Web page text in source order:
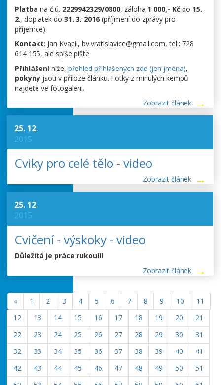
Platba na č.ú. 2229942329/0800, záloha 1 000,- Kč do 15.
2., doplatek do 31. 3. 2016 (příjmení do zprávy pro
příjemce).
Kontakt: Jan Kvapil, bv.vratislavice@gmail.com, tel.: 728
614 155, ale spíše pište.
Přihlášeníníže, přehled přihlášených zde (jen jména),
pokyny jsou v příloze článku. Fotky z minulých kempů
najdete ve fotogalerii.
Zobrazit článek
25. 12.
2015
Cviky pro celé tělo - video
Zobrazit článek
25. 12.
2015
Cvičení - výskoky - video
Důležitá je práce rukou!!!
Zobrazit článek
« 1 2 3 4 5 6 7 8 9 10
11
12
13 14 15 16 17 18 19 20
21
22
23 24 25 26 27 28 29 30
31
32
33 34 35 36 37 38 39 40
41
42
43 44 45 46 47 48 49 50
51